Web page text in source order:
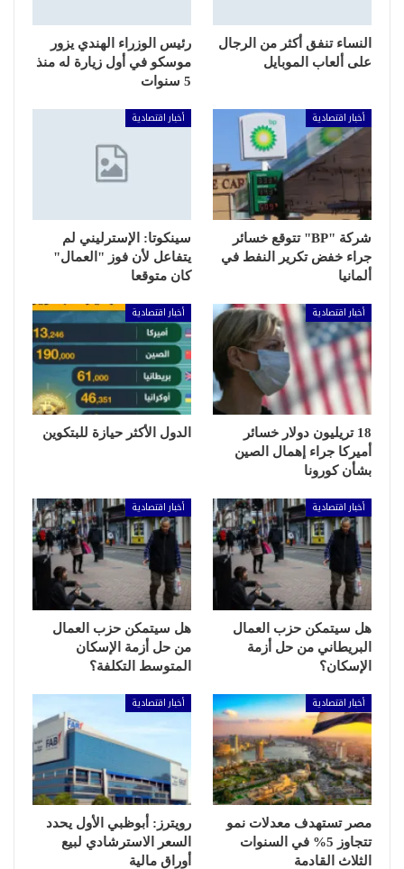
النساء تنفق أكثر من الرجال
على ألعاب الموبايل
رئيس الوزراء الهندي يزور
موسكو في أول زيارة له منذ
5 سنوات
أخبار اقتصادية
شركة "BP" تتوقع خسائر
جراء خفض تكرير النفط في
ألمانيا
أخبار اقتصادية
سينكوتا: الإسترليني لم
يتفاعل لأن فوز "العمال"
كان متوقعا
أخبار اقتصادية
18 تريليون دولار خسائر
أميركا جراء إهمال الصين
بشأن كورونا
أخبار اقتصادية
الدول الأكثر حيازة للبتكوين
أخبار اقتصادية
هل سيتمكن حزب العمال
البريطاني من حل أزمة
الإسكان؟
أخبار اقتصادية
هل سيتمكن حزب العمال
من حل أزمة الإسكان
المتوسط التكلفة؟
أخبار اقتصادية
مصر تستهدف معدلات نمو
تتجاوز 5% في السنوات
الثلاث القادمة
أخبار اقتصادية
رويترز: أبوظبي الأول يحدد
السعر الاسترشادي لبيع
أوراق مالية